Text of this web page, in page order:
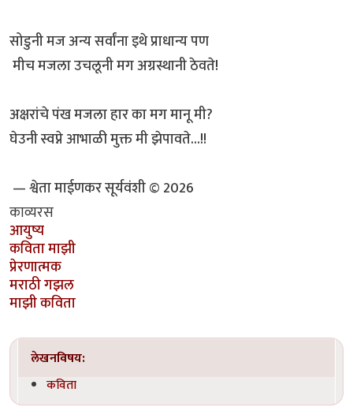
सोडुनी मज अन्य सर्वांना इथे प्राधान्य पण
मीच मजला उचलूनी मग अग्रस्थानी ठेवते!
अक्षरांचे पंख मजला हार का मग मानू मी?
घेउनी स्वप्ने आभाळी मुक्त मी झेपावते...!!
— श्वेता माईणकर सूर्यवंशी © 2026
काव्यरस
आयुष्य
कविता माझी
प्रेरणात्मक
मराठी गझल
माझी कविता
लेखनविषय:
कविता